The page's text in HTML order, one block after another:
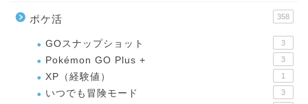
ポケ活 358
GOスナップショット 3
Pokémon GO Plus + 3
XP（経験値） 1
いつでも冒険モード 3